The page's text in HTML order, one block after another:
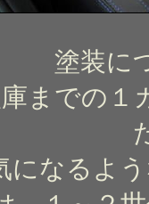
塗装に
までの１
になるよ